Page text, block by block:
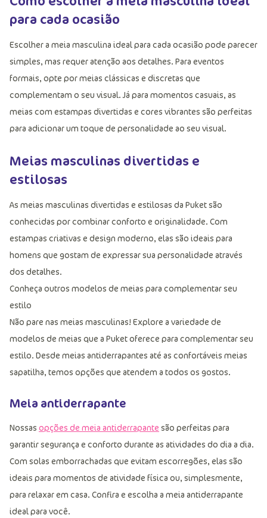
para cada ocasião
Escolher a meia masculina ideal para cada ocasião pode parecer
simples, mas requer atenção aos detalhes. Para eventos
formais, opte por meias clássicas e discretas que
complementam o seu visual. Já para momentos casuais, as
meias com estampas divertidas e cores vibrantes são perfeitas
para adicionar um toque de personalidade ao seu visual.
Meias masculinas divertidas e
estilosas
As meias masculinas divertidas e estilosas da Puket são
conhecidas por combinar conforto e originalidade. Com
estampas criativas e design moderno, elas são ideais para
homens que gostam de expressar sua personalidade através
dos detalhes.
Conheça outros modelos de meias para complementar seu
estilo
Não pare nas meias masculinas! Explore a variedade de
modelos de meias que a Puket oferece para complementar seu
estilo. Desde meias antiderrapantes até as confortáveis meias
sapatilha, temos opções que atendem a todos os gostos.
Meia antiderrapante
Nossas opções de meia antiderrapante são perfeitas para
garantir segurança e conforto durante as atividades do dia a dia.
Com solas emborrachadas que evitam escorregões, elas são
ideais para momentos de atividade física ou, simplesmente,
para relaxar em casa. Confira e escolha a meia antiderrapante
ideal para você.